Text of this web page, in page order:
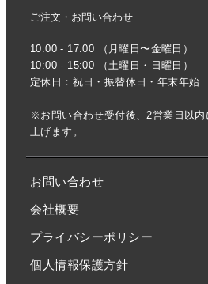
ご注文・お問い合わせ
10:00 - 17:00 （月曜日〜金曜日）
10:00 - 15:00 （土曜日・日曜日）
定休日：祝日・振替休日・年末年始
※お問い合わせ受付後、2営業日以内
上げます。
お問い合わせ
会社概要
プライバシーポリシー
個人情報保護方針